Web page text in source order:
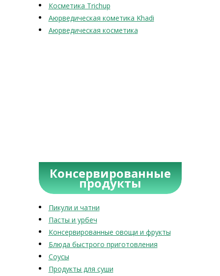
Косметика Trichup
Аюрведическая кометика Khadi
Аюрведическая косметика
Консервированные
продукты
Пикули и чатни
Пасты и урбеч
Консервированные овощи и фрукты
Блюда быстрого приготовления
Соусы
Продукты для суши